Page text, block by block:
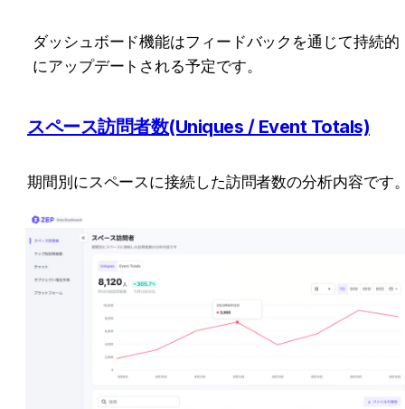
ダッシュボード機能はフィードバックを通じて持続的
にアップデートされる予定です。
スペース訪問者数(Uniques / Event Totals)
期間別にスペースに接続した訪問者数の分析内容です